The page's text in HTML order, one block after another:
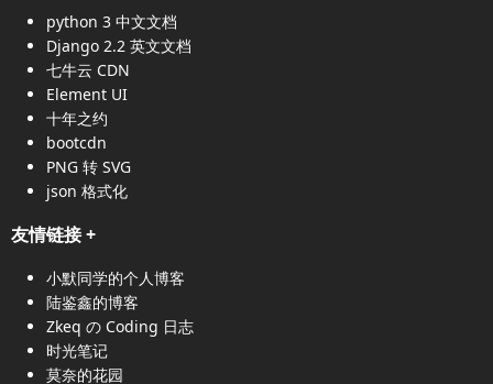
python 3 中文文档
Django 2.2 英文文档
七牛云 CDN
Element UI
十年之约
bootcdn
PNG 转 SVG
json 格式化
友情链接+
小默同学的个人博客
陆鉴鑫的博客
Zkeq の Coding 日志
时光笔记
莫奈的花园